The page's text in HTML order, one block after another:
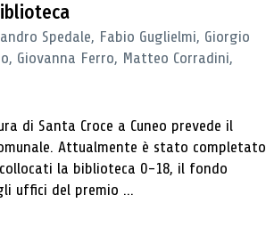
Spedale, Fabio Guglielmi, Giorgio
Giovanna Ferro, Matteo Corradini,
di Santa Croce a Cuneo prevede il
Attualmente è stato completato
la biblioteca 0-18, il fondo
uffici del premio ...